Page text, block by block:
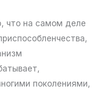
что на самом деле
поколениями,